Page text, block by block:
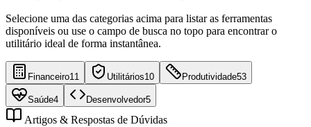
Selecione uma das categorias acima para listar as ferramentas
disponíveis ou use o campo de busca no topo para encontrar o
utilitário ideal de forma instantânea.
Financeiro11 Utilitários10 Produtividade53
Saúde4 Desenvolvedor5
Artigos & Respostas de Dúvidas